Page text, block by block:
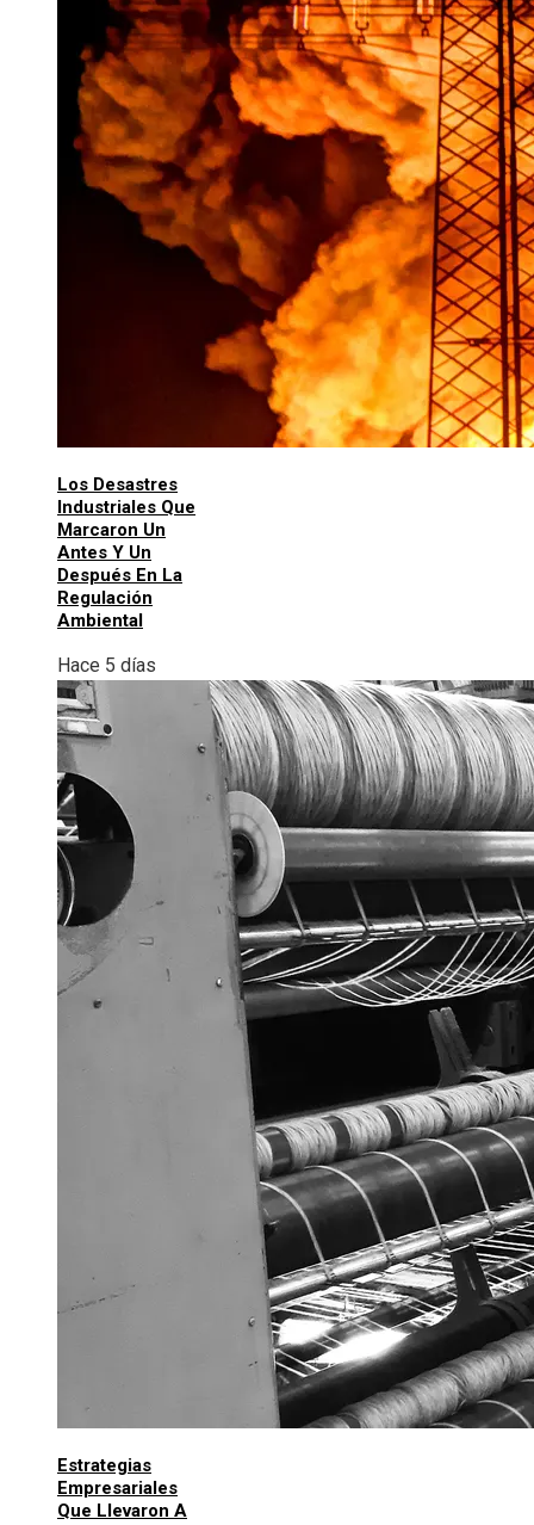
Los Desastres
Industriales Que
Marcaron Un
Antes Y Un
Después En La
Regulación
Ambiental
Hace 5 días
Estrategias
Empresariales
Que Llevaron A